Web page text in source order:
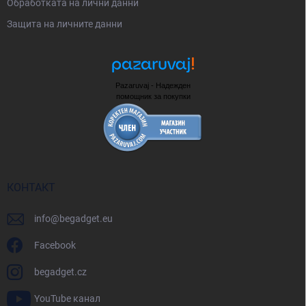
Oбработката на лични данни
Защита на личните данни
Pazaruvaj - Надежден
помощник за покупки
КОНТАКТ
info@begadget.eu
Facebook
begadget.cz
YouTube канал